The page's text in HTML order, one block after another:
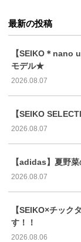
最新の投稿
【SEIKO＊nano
モデル★
2026.08.07
【SEIKO
2026.08.07
【adidas】夏野
2026.08.07
【SEIKO×チック
す！！
2026.08.06